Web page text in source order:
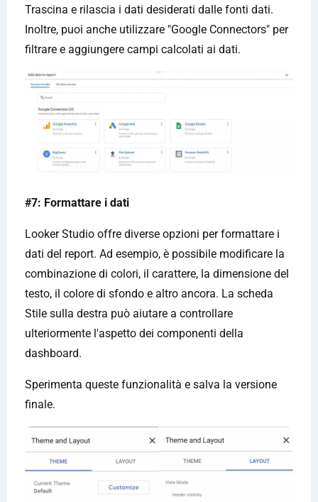
Trascina e rilascia i dati desiderati dalle fonti dati.
Inoltre, puoi anche utilizzare "Google Connectors" per
filtrare e aggiungere campi calcolati ai dati.
#7: Formattare i dati
Looker Studio offre diverse opzioni per formattare i
dati del report. Ad esempio, è possibile modificare la
combinazione di colori, il carattere, la dimensione del
testo, il colore di sfondo e altro ancora. La scheda
Stile sulla destra può aiutare a controllare
ulteriormente l'aspetto dei componenti della
dashboard.
Sperimenta queste funzionalità e salva la versione
finale.